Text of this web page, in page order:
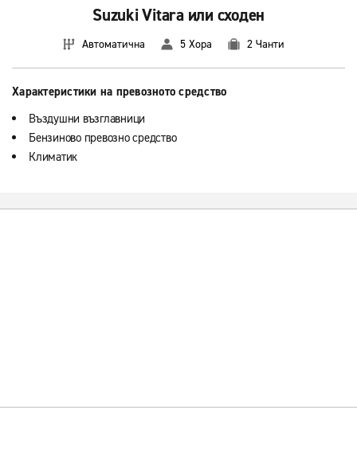
Suzuki Vitara или сходен
Автоматична 5 Хора 2 Чанти
Характеристики на превозното средство
Въздушни възглавници
Бензиново превозно средство
Климатик